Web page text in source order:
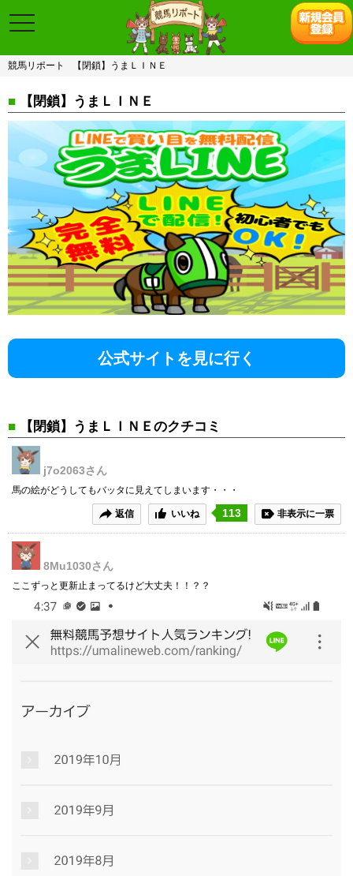
toggle
navigation
競馬リポート 【閉鎖】うまＬＩＮＥ
■ 【閉鎖】うまＬＩＮＥ
公式サイトを見に行く
■ 【閉鎖】うまＬＩＮＥのクチコミ
j7o2063さん
馬の絵がどうしてもバッタに見えてしまいます・・・
返信 いいね 113 非表示に一票
8Mu1030さん
ここずっと更新止まってるけど大丈夫！！？？